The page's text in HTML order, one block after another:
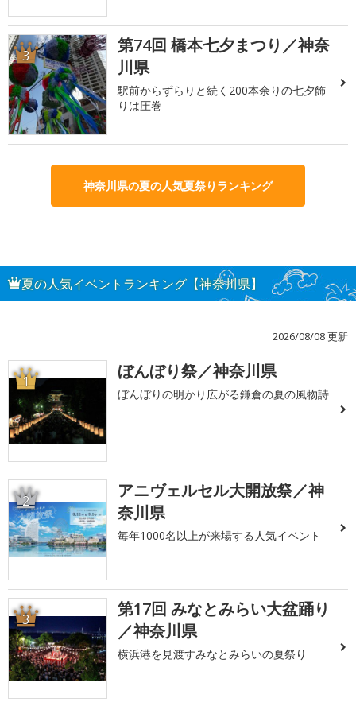
3
第74回 橋本七夕まつり／神奈
川県
駅前からずらりと続く200本余りの七夕飾
りは圧巻
神奈川県の夏の人気夏祭りランキング
夏の人気イベントランキング【神奈川県】
2026/08/08 更新
1 ぼんぼり祭／神奈川県
ぼんぼりの明かり広がる鎌倉の夏の風物詩
2
アニヴェルセル大開放祭／神
奈川県
毎年1000名以上が来場する人気イベント
3
第17回 みなとみらい大盆踊り
／神奈川県
横浜港を見渡すみなとみらいの夏祭り